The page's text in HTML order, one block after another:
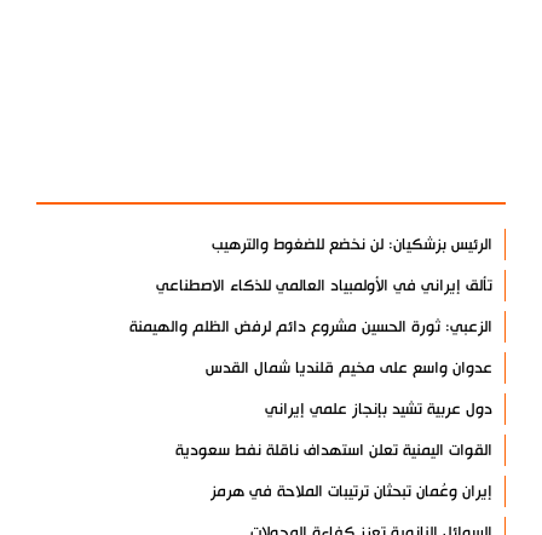
الرئيس بزشكيان: لن نخضع للضغوط والترهيب
تألق إيراني في الأولمبياد العالمي للذكاء الاصطناعي
الزعبي: ثورة الحسين مشروع دائم لرفض الظلم والهيمنة
عدوان واسع على مخيم قلنديا شمال القدس
دول عربية تشيد بإنجاز علمي إيراني
القوات اليمنية تعلن استهداف ناقلة نفط سعودية
إيران وعُمان تبحثان ترتيبات الملاحة في هرمز